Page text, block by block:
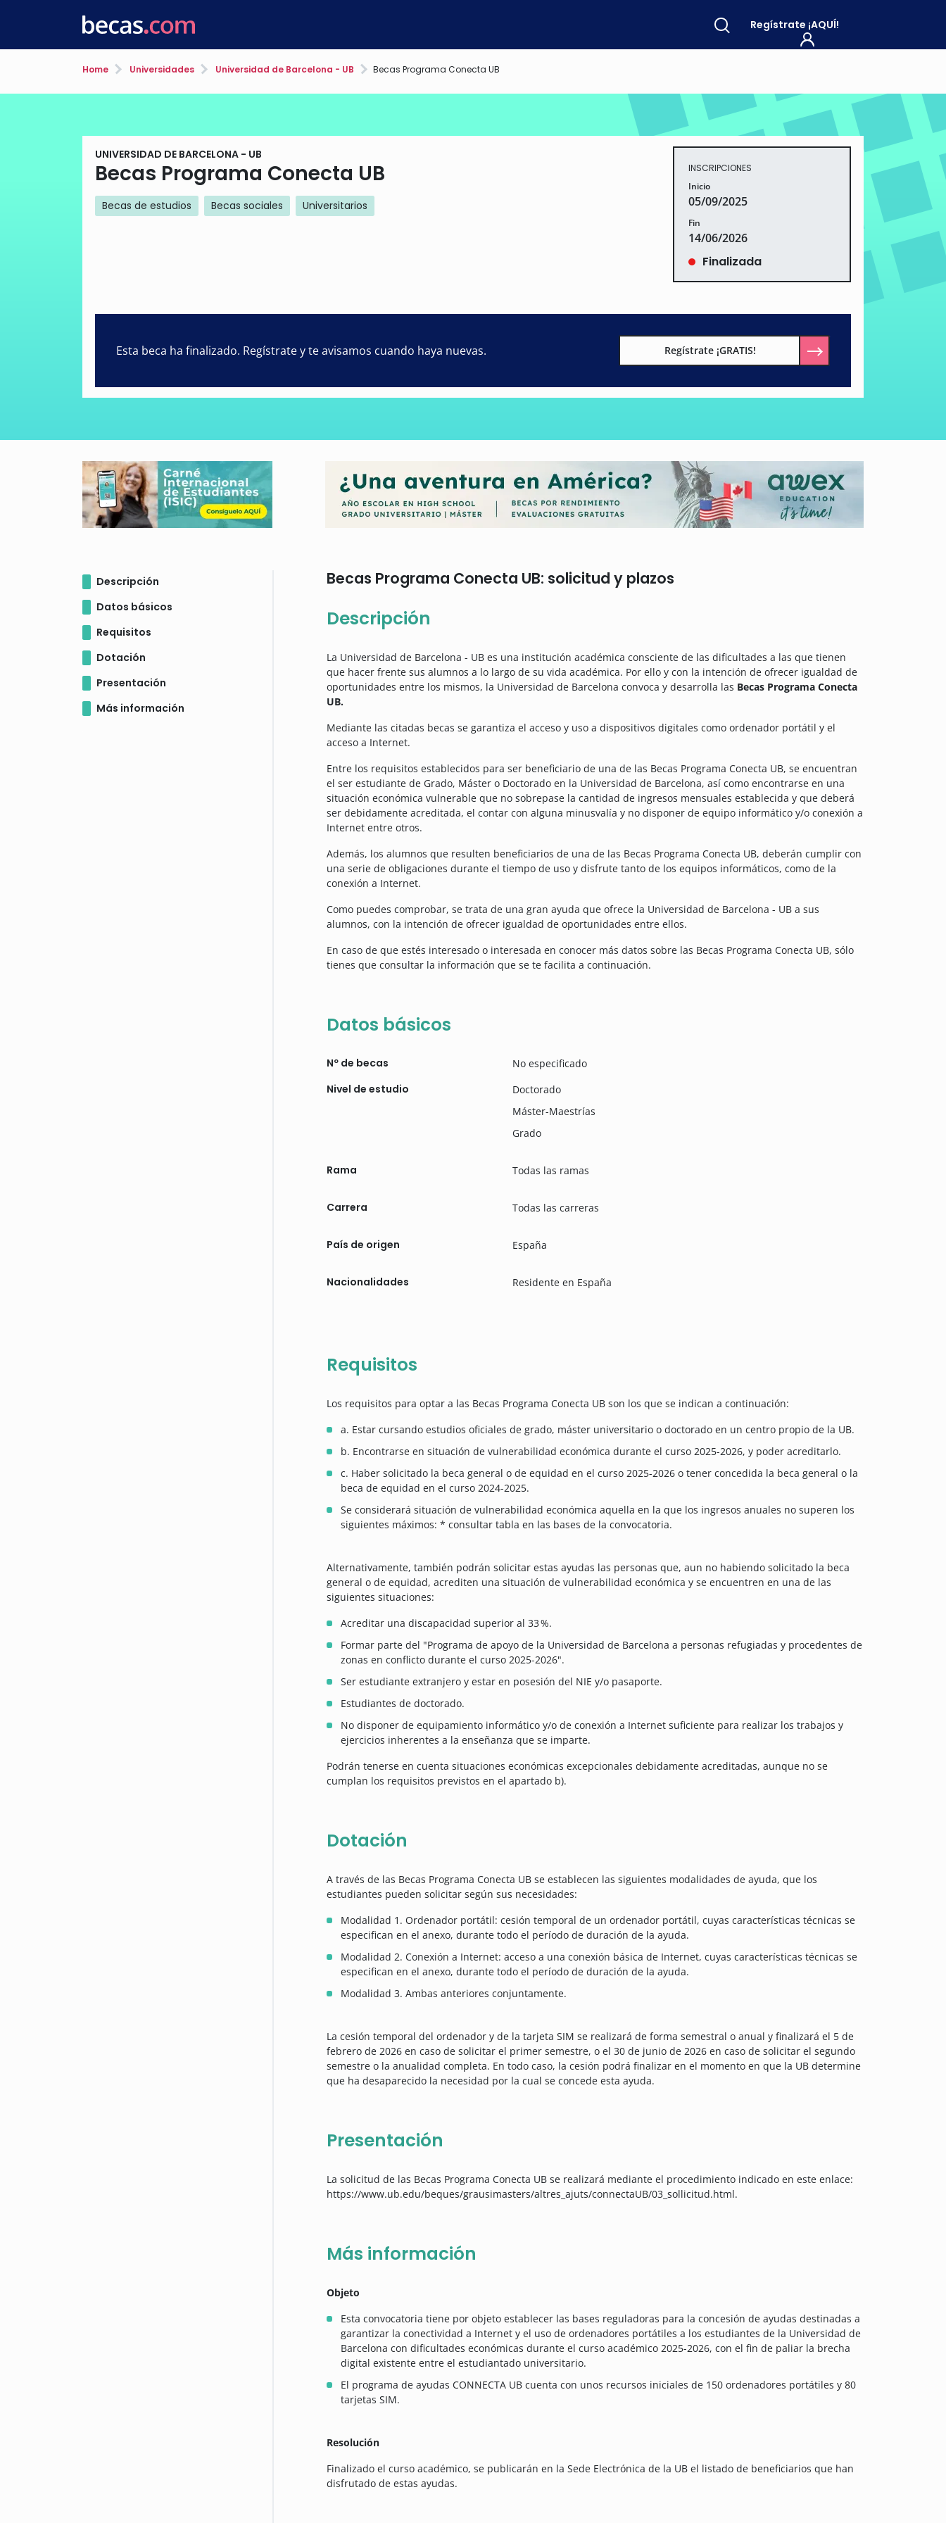
Regístrate ¡AQUÍ!
Home Universidades Universidad de Barcelona - UB Becas Programa Conecta UB
UNIVERSIDAD DE BARCELONA - UB
Becas Programa Conecta UB
Becas de estudios Becas sociales Universitarios
INSCRIPCIONES
Inicio
05/09/2025
Fin
14/06/2026
Finalizada
Esta beca ha finalizado. Regístrate y te avisamos cuando haya nuevas. Regístrate ¡GRATIS!
Descripción
Datos básicos
Requisitos
Dotación
Presentación
Más información
Becas Programa Conecta UB: solicitud y plazos
Descripción
La Universidad de Barcelona - UB es una institución académica consciente de las dificultades a las que tienen
que hacer frente sus alumnos a lo largo de su vida académica. Por ello y con la intención de ofrecer igualdad de
oportunidades entre los mismos, la Universidad de Barcelona convoca y desarrolla las Becas Programa Conecta
UB.
Mediante las citadas becas se garantiza el acceso y uso a dispositivos digitales como ordenador portátil y el
acceso a Internet.
Entre los requisitos establecidos para ser beneficiario de una de las Becas Programa Conecta UB, se encuentran
el ser estudiante de Grado, Máster o Doctorado en la Universidad de Barcelona, así como encontrarse en una
situación económica vulnerable que no sobrepase la cantidad de ingresos mensuales establecida y que deberá
ser debidamente acreditada, el contar con alguna minusvalía y no disponer de equipo informático y/o conexión a
Internet entre otros.
Además, los alumnos que resulten beneficiarios de una de las Becas Programa Conecta UB, deberán cumplir con
una serie de obligaciones durante el tiempo de uso y disfrute tanto de los equipos informáticos, como de la
conexión a Internet.
Como puedes comprobar, se trata de una gran ayuda que ofrece la Universidad de Barcelona - UB a sus
alumnos, con la intención de ofrecer igualdad de oportunidades entre ellos.
En caso de que estés interesado o interesada en conocer más datos sobre las Becas Programa Conecta UB, sólo
tienes que consultar la información que se te facilita a continuación.
Datos básicos
Nº de becas No especificado
Nivel de estudio
Doctorado
Máster-Maestrías
Grado
Rama Todas las ramas
Carrera Todas las carreras
País de origen España
Nacionalidades Residente en España
Requisitos
Los requisitos para optar a las Becas Programa Conecta UB son los que se indican a continuación:
a. Estar cursando estudios oficiales de grado, máster universitario o doctorado en un centro propio de la UB.
b. Encontrarse en situación de vulnerabilidad económica durante el curso 2025-2026, y poder acreditarlo.
c. Haber solicitado la beca general o de equidad en el curso 2025-2026 o tener concedida la beca general o la
beca de equidad en el curso 2024-2025.
Se considerará situación de vulnerabilidad económica aquella en la que los ingresos anuales no superen los
siguientes máximos: * consultar tabla en las bases de la convocatoria.
Alternativamente, también podrán solicitar estas ayudas las personas que, aun no habiendo solicitado la beca
general o de equidad, acrediten una situación de vulnerabilidad económica y se encuentren en una de las
siguientes situaciones:
Acreditar una discapacidad superior al 33 %.
Formar parte del "Programa de apoyo de la Universidad de Barcelona a personas refugiadas y procedentes de
zonas en conflicto durante el curso 2025-2026".
Ser estudiante extranjero y estar en posesión del NIE y/o pasaporte.
Estudiantes de doctorado.
No disponer de equipamiento informático y/o de conexión a Internet suficiente para realizar los trabajos y
ejercicios inherentes a la enseñanza que se imparte.
Podrán tenerse en cuenta situaciones económicas excepcionales debidamente acreditadas, aunque no se
cumplan los requisitos previstos en el apartado b).
Dotación
A través de las Becas Programa Conecta UB se establecen las siguientes modalidades de ayuda, que los
estudiantes pueden solicitar según sus necesidades:
Modalidad 1. Ordenador portátil: cesión temporal de un ordenador portátil, cuyas características técnicas se
especifican en el anexo, durante todo el período de duración de la ayuda.
Modalidad 2. Conexión a Internet: acceso a una conexión básica de Internet, cuyas características técnicas se
especifican en el anexo, durante todo el período de duración de la ayuda.
Modalidad 3. Ambas anteriores conjuntamente.
La cesión temporal del ordenador y de la tarjeta SIM se realizará de forma semestral o anual y finalizará el 5 de
febrero de 2026 en caso de solicitar el primer semestre, o el 30 de junio de 2026 en caso de solicitar el segundo
semestre o la anualidad completa. En todo caso, la cesión podrá finalizar en el momento en que la UB determine
que ha desaparecido la necesidad por la cual se concede esta ayuda.
Presentación
La solicitud de las Becas Programa Conecta UB se realizará mediante el procedimiento indicado en este enlace:
https://www.ub.edu/beques/grausimasters/altres_ajuts/connectaUB/03_sollicitud.html.
Más información
Objeto
Esta convocatoria tiene por objeto establecer las bases reguladoras para la concesión de ayudas destinadas a
garantizar la conectividad a Internet y el uso de ordenadores portátiles a los estudiantes de la Universidad de
Barcelona con dificultades económicas durante el curso académico 2025-2026, con el fin de paliar la brecha
digital existente entre el estudiantado universitario.
El programa de ayudas CONNECTA UB cuenta con unos recursos iniciales de 150 ordenadores portátiles y 80
tarjetas SIM.
Resolución
Finalizado el curso académico, se publicarán en la Sede Electrónica de la UB el listado de beneficiarios que han
disfrutado de estas ayudas.